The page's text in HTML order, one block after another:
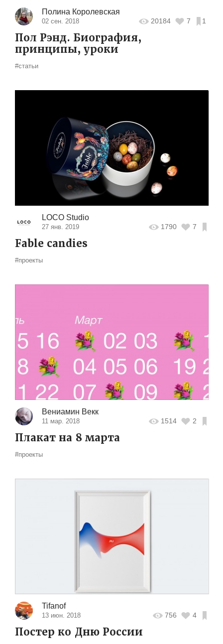
Полина Королевская
02 сен. 2018 20184 7 1
Пол Рэнд. Биография,
принципы, уроки
#статьи
LOCO Studio
27 янв. 2019 1790 7
Fable candies
#проекты
Вениамин Векк
11 мар. 2018 1514 2
Плакат на 8 марта
#проекты
Tifanof
13 июн. 2018 756 4
Постер ко Дню России